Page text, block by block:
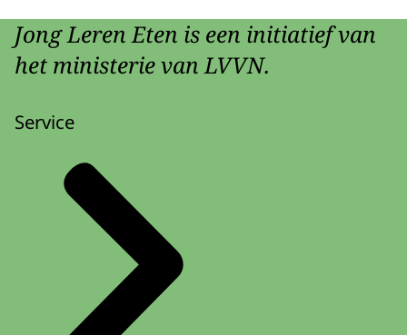
Jong Leren Eten is een initiatief van
het ministerie van LVVN.
Service